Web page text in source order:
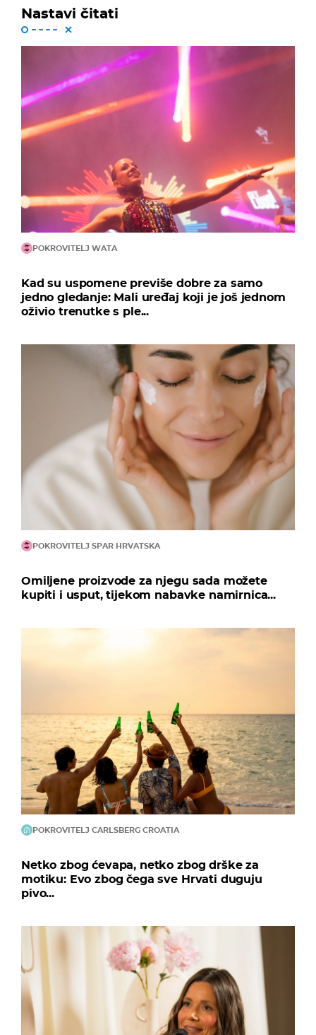
Nastavi čitati
POKROVITELJ WATA
Kad su uspomene previše dobre za samo
jedno gledanje: Mali uređaj koji je još jednom
oživio trenutke s ple...
POKROVITELJ SPAR HRVATSKA
Omiljene proizvode za njegu sada možete
kupiti i usput, tijekom nabavke namirnica...
POKROVITELJ CARLSBERG CROATIA
Netko zbog ćevapa, netko zbog drške za
motiku: Evo zbog čega sve Hrvati duguju
pivo...